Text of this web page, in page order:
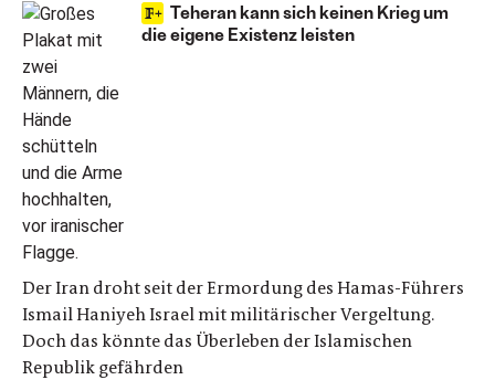
Teheran kann sich keinen Krieg um
die eigene Existenz leisten
Der Iran droht seit der Ermordung des Hamas-Führers
Ismail Haniyeh Israel mit militärischer Vergeltung.
Doch das könnte das Überleben der Islamischen
Republik gefährden